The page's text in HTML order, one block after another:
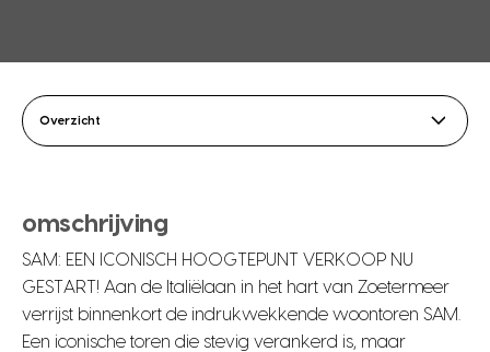
Overzicht
omschrijving
SAM: EEN ICONISCH HOOGTEPUNT VERKOOP NU
GESTART! Aan de Italiëlaan in het hart van Zoetermeer
verrijst binnenkort de indrukwekkende woontoren SAM.
Een iconische toren die stevig verankerd is, maar